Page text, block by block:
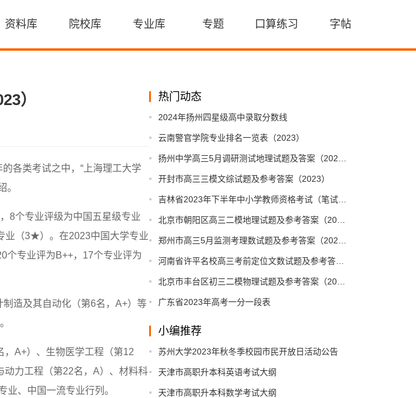
资料库 院校库 专业库 专题 口算练习 字帖
热门动态
2024年扬州四星级高中录取分数线
云南警官学院专业排名一览表（2023）
开封市高三三模文综试题及参考答案（2023）
广东省2023年高考一分一段表
小编推荐
苏州大学2023年秋冬季校园市民开放日活动公告
天津市高职升本科英语考试大纲
天津市高职升本科数学考试大纲
）
各类考试之中，“上海理工大学
。
8个专业评级为中国五星级专业
业（3★）。在2023中国大学专业
个专业评为B++，17个专业评为
造及其自动化（第6名，A+）等
，A+）、生物医学工程（第12
力工程（第22名，A）、材料科
、中国一流专业行列。